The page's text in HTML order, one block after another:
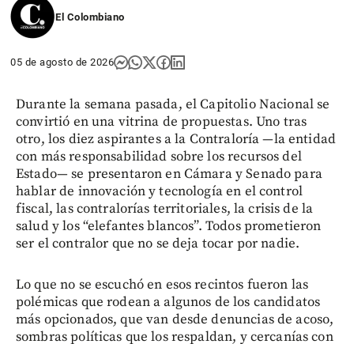
El Colombiano
05 de agosto de 2026
Durante la semana pasada, el Capitolio Nacional se
convirtió en una vitrina de propuestas. Uno tras
otro, los diez aspirantes a la Contraloría —la entidad
con más responsabilidad sobre los recursos del
Estado— se presentaron en Cámara y Senado para
hablar de innovación y tecnología en el control
fiscal, las contralorías territoriales, la crisis de la
salud y los “elefantes blancos”. Todos prometieron
ser el contralor que no se deja tocar por nadie.
Lo que no se escuchó en esos recintos fueron las
polémicas que rodean a algunos de los candidatos
más opcionados, que van desde denuncias de acoso,
sombras políticas que los respaldan, y cercanías con